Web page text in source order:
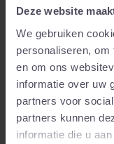
Deze website
We gebruiken
personaliseren,
en om ons
informatie over uw
partners voor
partners kunnen
informatie die u
activeren
eerste